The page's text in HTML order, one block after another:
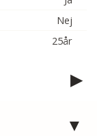
Nej
25år